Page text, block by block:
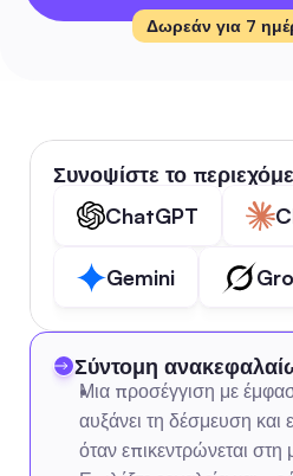
Δωρεάν για 7
Συνοψίστε το
ChatGPT
Gemini
Σύντομη
Μια προσέγγιση με
αυξάνει τη δέσμευση και
όταν επικεντρώνεται στη